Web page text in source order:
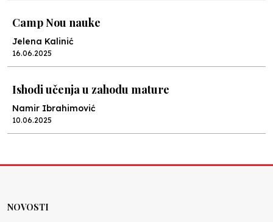
Camp Nou nauke
Jelena Kalinić
16.06.2025
Ishodi učenja u zahodu mature
Namir Ibrahimović
10.06.2025
NOVOSTI